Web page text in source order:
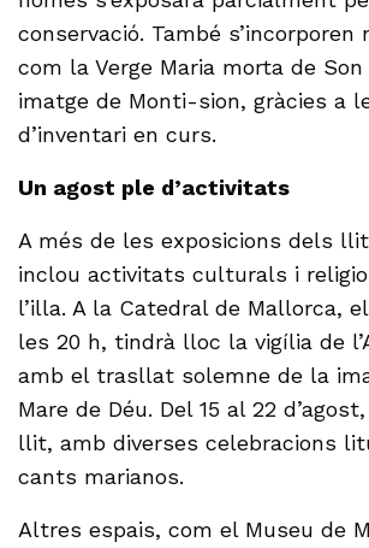
conservació. També s’incorporen
com la Verge Maria morta de
imatge de Monti-sion, gràcies a
d’inventari en curs.
Un agost ple d’activitats
A més de les exposicions dels
inclou activitats culturals i
l’illa. A la Catedral de Mallorca, el
les 20 h, tindrà lloc la vigília de
amb el trasllat solemne de la
Mare de Déu. Del 15 al 22
llit, amb diverses celebracions
cants marianos.
Altres espais, com el Museu de